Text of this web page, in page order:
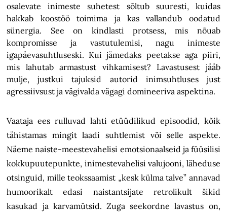
osalevate inimeste suhetest sõltub suuresti, kuidas
hakkab koostöö toimima ja kas vallandub oodatud
sünergia. See on kindlasti protsess, mis nõuab
kompromisse ja vastutulemisi, nagu inimeste
igapäevasuhtluseski. Kui jämedaks peetakse aga piiri,
mis lahutab armastust vihkamisest? Lavastusest jääb
mulje, justkui tajuksid autorid inimsuhtluses just
agressiivsust ja vägivalda vägagi domineeriva aspektina.
Vaataja ees rulluvad lahti etüüdilikud episoodid, kõik
tähistamas mingit laadi suhtlemist või selle aspekte.
Näeme naiste-meestevahelisi emotsionaalseid ja füüsilisi
kokkupuutepunkte, inimestevahelisi valujooni, läheduse
otsinguid, mille teokssaamist „kesk külma talve” annavad
humoorikalt edasi naistantsijate retrolikult šikid
kasukad ja karvamütsid. Zuga seekordne lavastus on,